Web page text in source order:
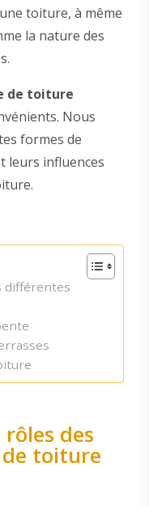
toiture, à même
la nature des
de toiture
Nous
formes de
leurs influences
différentes
des
toiture